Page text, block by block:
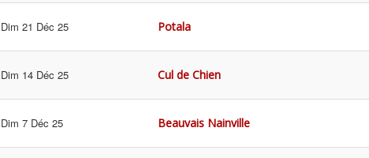
Dim 21 Déc 25 Potala
Dim 14 Déc 25 Cul de Chien
Dim 7 Déc 25 Beauvais Nainville